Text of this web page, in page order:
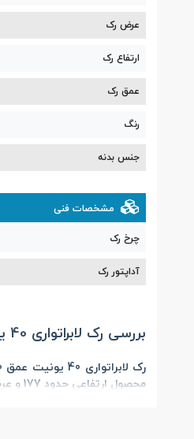
عرض رک
ارتفاع رک
عمق رک
رنگ
جنس بدنه
مشخصات فنی
چرخ رک
آداپتور رک
بررسی رک لابراتواری 40 یونیت عمق 60 پایا سیستم
رک لابراتواری 40 یونیت عمق 60 پایا سیستم
محصول ارتفاعی حدود 177 و عرض 56 سانتی‌متر دارد. این رک دو آداپتور عمودی دارد.